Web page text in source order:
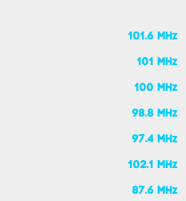
101.6 MHz
101 MHz
100 MHz
98.8 MHz
97.4 MHz
102.1 MHz
87.6 MHz